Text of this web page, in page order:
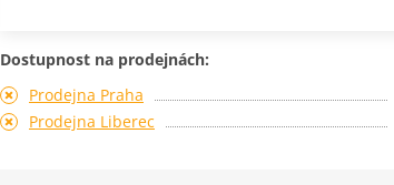
Dostupnost na prodejnách:
Prodejna Praha
Prodejna Liberec